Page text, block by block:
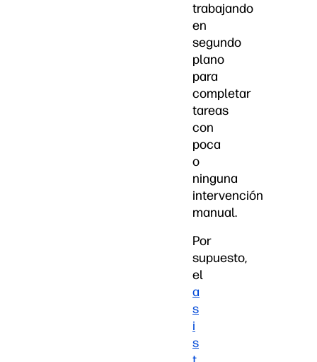
trabajando
en
segundo
plano
para
completar
tareas
con
poca
o
ninguna
intervención
manual.
Por
supuesto,
el
a
s
i
s